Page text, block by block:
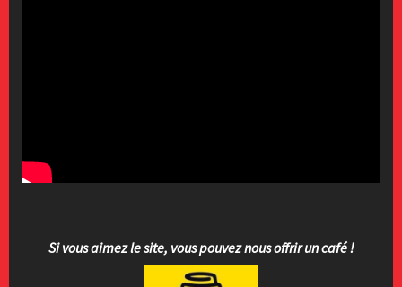
Si vous aimez le site, vous pouvez nous offrir un café !